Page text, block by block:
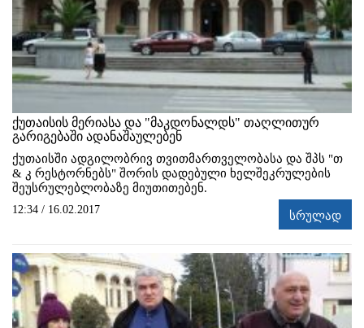
ქუთაისის მერიასა და "მაკდონალდს" თაღლითურ
გარიგებაში ადანაშაულებენ
ქუთაისში ადგილობრივ თვითმართველობასა და შპს "თ
& კ რესტორნებს" შორის დადებული ხელშეკრულების
შეუსრულებლობაზე მიუთითებენ.
12:34 / 16.02.2017 სრულად